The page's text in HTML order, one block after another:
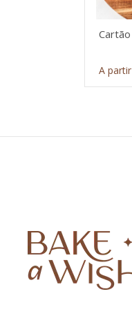
Cartão
A